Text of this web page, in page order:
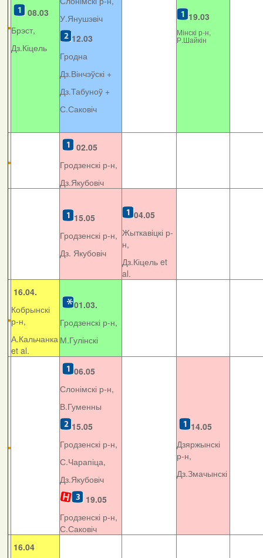
08.03
Брэст,
Дз.Кіцель
У.Янушэвіч
12.03
Гродна
Дз.Вінчэўскі +
Дз.Табуноў +
С.Саковіч
19.03
Мінскі р-н,
Р.Шайкін
02.05
Гродзенскі р-н,
Дз.Якубовіч
15.05
Гродзенскі р-н,
Дз. Якубовіч
04.05
Жыткавіцкі р-
н,
Дз.Кіцель et
al.
16.04.
Кобрынскі
р-н,
А.Кальчанка
et al.
01.03.
Гродзенскі р-н,
М.Гулінскі
06.05
Слонімскі р-н,
В.Гуменны
15.05
Гродзенскі р-н,
С.Чарапіца,
Дз.Якубовіч
19.05
Гродзенскі р-н,
С.Саковіч
14.05
Дзяржынскі
р-н,
Дз.Змачынскі
16.04